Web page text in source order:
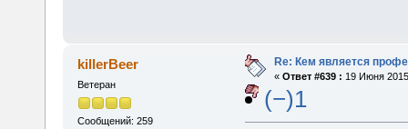
killerBeer
Ветеран
Сообщений: 259
Re: Кем является
« Ответ #639 : 19 Июня
(−)1